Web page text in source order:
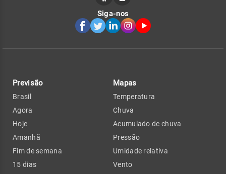
Siga-nos
Previsão
Brasil
Agora
Hoje
Amanhã
Fim de semana
15 dias
Mapas
Temperatura
Chuva
Acumulado de chuva
Pressão
Umidade relativa
Vento